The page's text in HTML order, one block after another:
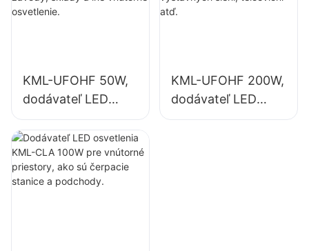
iné vnútorné
závodov, telocviční
KML-UFOHF 50W,
dodávateľ LED
svietidiel do
vysokých hal pre
priemyselné
závody, sklady a
KML-UFOHF 200W,
dodávateľ LED
svietidiel pre